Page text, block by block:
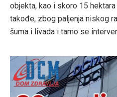
objekta, kao i skoro 15
takođe, zbog paljenja niskog
šuma i livada i tamo se